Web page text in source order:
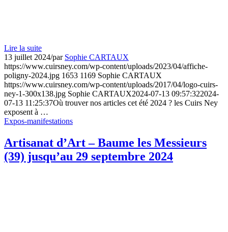
Lire la suite
13 juillet 2024/par Sophie CARTAUX
https://www.cuirsney.com/wp-content/uploads/2023/04/affiche-
poligny-2024.jpg 1653 1169 Sophie CARTAUX
https://www.cuirsney.com/wp-content/uploads/2017/04/logo-cuirs-
ney-1-300x138.jpg Sophie CARTAUX2024-07-13 09:57:322024-
07-13 11:25:37Où trouver nos articles cet été 2024 ? les Cuirs Ney
exposent à …
Expos-manifestations
Artisanat d’Art – Baume les Messieurs
(39) jusqu’au 29 septembre 2024